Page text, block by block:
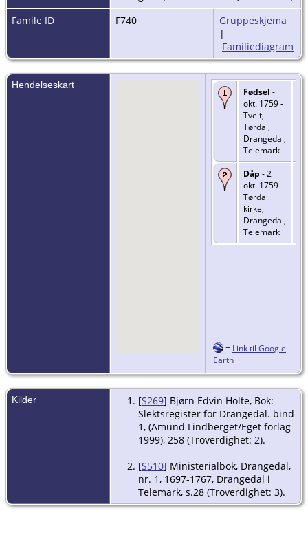
Famile ID
F740
Gruppeskjema
|
Familiediagram
Hendelseskart
Fødsel -
okt. 1759 -
Tveit,
Tørdal,
Drangedal,
Telemark
Dåp - 2
okt. 1759 -
Tørdal
kirke,
Drangedal,
Telemark
= Link til Google
Earth
Kilder [S269] Bjørn Edvin Holte, Bok:
Slektsregister for Drangedal. bind
1, (Amund Lindberget/Eget forlag
1999), 258 (Troverdighet: 2).
[S510] Ministerialbok, Drangedal,
nr. 1, 1697-1767, Drangedal i
Telemark, s.28 (Troverdighet: 3).